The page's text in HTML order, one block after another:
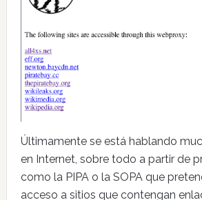
Últimamente se está hablando
en Internet, sobre todo a partir de
como la PIPA o la SOPA que
acceso a sitios que contengan